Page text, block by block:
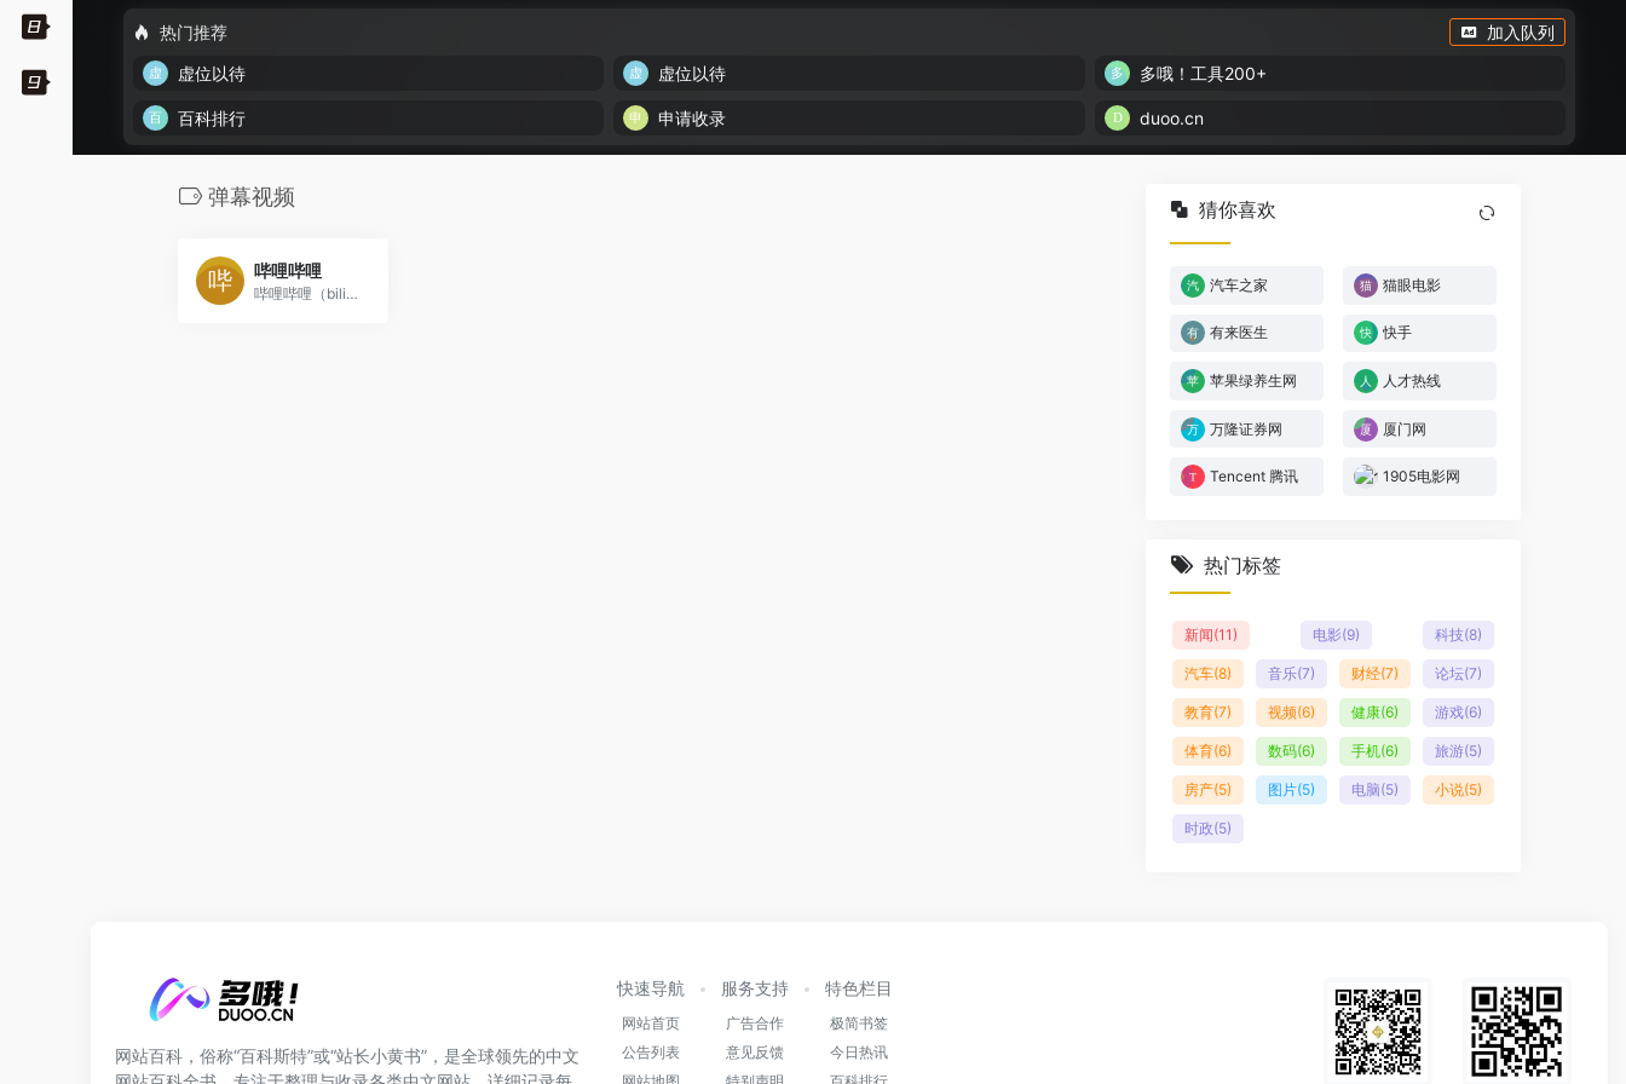
热门推荐
加入队列
虚位以待
虚位以待 多哦！工具200+
百科排行 申请收录 duoo.cn
弹幕视频
哔哩哔哩
哔哩哔哩（bilibili.com)是国内知名的视频弹幕网站，这里有及时的动漫新番，活跃的ACG氛围，有创意的Up主。大家可以在这里找到许多欢乐。
猜你喜欢
汽车之家 猫眼电影
有来医生 快手
苹果绿养生网 人才热线
万隆证券网 厦门网
Tencent 腾讯 1905电影网
热门标签
新闻(11) 电影(9) 科技(8)
汽车(8) 音乐(7) 财经(7) 论坛(7)
教育(7) 视频(6) 健康(6) 游戏(6)
体育(6) 数码(6) 手机(6) 旅游(5)
房产(5) 图片(5) 电脑(5) 小说(5)
时政(5)
网站百科，俗称“百科斯特”或“站长小黄书”，是全球领先的中文
快速导航
网站首页
公告列表
服务支持
广告合作
意见反馈
特色栏目
极简书签
今日热讯